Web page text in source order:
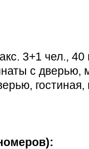
3+1 чел., 40
с дверью,